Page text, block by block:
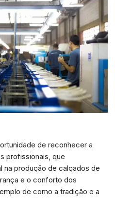
de reconhecer a
profissionais, que
na produção de calçados de
e o conforto dos
de como a tradição e a